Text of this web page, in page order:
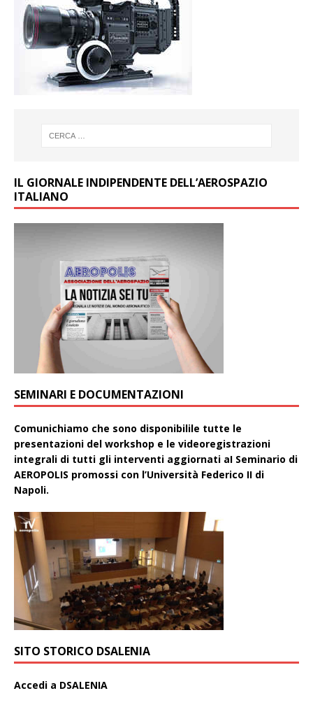
IL GIORNALE INDIPENDENTE DELL’AEROSPAZIO
ITALIANO
SEMINARI E DOCUMENTAZIONI
Comunichiamo che sono disponibilile tutte le
presentazioni del workshop e le videoregistrazioni
integrali di tutti gli interventi aggiornati aI Seminario di
AEROPOLIS promossi con l’Università Federico II di
Napoli.
SITO STORICO DSALENIA
Accedi a DSALENIA